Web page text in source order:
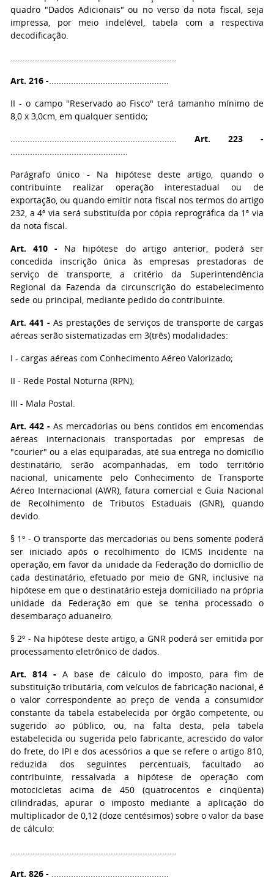
quadro "Dados Adicionais" ou no verso da nota fiscal, seja
impressa, por meio indelével, tabela com a respectiva
decodificação.
....................................................................
Art. 216 -.................................................
II - o campo "Reservado ao Fisco" terá tamanho mínimo de
8,0 x 3,0cm, em qualquer sentido;
.................................................................... Art. 223 -
................................................
Parágrafo único - Na hipótese deste artigo, quando o
contribuinte realizar operação interestadual ou de
exportação, ou quando emitir nota fiscal nos termos do artigo
232, a 4ª via será substituída por cópia reprográfica da 1ª via
da nota fiscal.
Art. 410 - Na hipótese do artigo anterior, poderá ser
concedida inscrição única às empresas prestadoras de
serviço de transporte, a critério da Superintendência
Regional da Fazenda da circunscrição do estabelecimento
sede ou principal, mediante pedido do contribuinte.
Art. 441 - As prestações de serviços de transporte de cargas
aéreas serão sistematizadas em 3(três) modalidades:
I - cargas aéreas com Conhecimento Aéreo Valorizado;
II - Rede Postal Noturna (RPN);
III - Mala Postal.
Art. 442 - As mercadorias ou bens contidos em encomendas
aéreas internacionais transportadas por empresas de
"courier" ou a elas equiparadas, até sua entrega no domicílio
destinatário, serão acompanhadas, em todo território
nacional, unicamente pelo Conhecimento de Transporte
Aéreo Internacional (AWR), fatura comercial e Guia Nacional
de Recolhimento de Tributos Estaduais (GNR), quando
devido.
§ 1º - O transporte das mercadorias ou bens somente poderá
ser iniciado após o recolhimento do ICMS incidente na
operação, em favor da unidade da Federação do domicílio de
cada destinatário, efetuado por meio de GNR, inclusive na
hipótese em que o destinatário esteja domiciliado na própria
unidade da Federação em que se tenha processado o
desembaraço aduaneiro.
§ 2º - Na hipótese deste artigo, a GNR poderá ser emitida por
processamento eletrônico de dados.
Art. 814 - A base de cálculo do imposto, para fim de
substituição tributária, com veículos de fabricação nacional, é
o valor correspondente ao preço de venda a consumidor
constante da tabela estabelecida por órgão competente, ou
sugerido ao público, ou, na falta desta, pela tabela
estabelecida ou sugerida pelo fabricante, acrescido do valor
do frete, do IPI e dos acessórios a que se refere o artigo 810,
reduzida dos seguintes percentuais, facultado ao
contribuinte, ressalvada a hipótese de operação com
motocicletas acima de 450 (quatrocentos e cinqüenta)
cilindradas, apurar o imposto mediante a aplicação do
multiplicador de 0,12 (doze centésimos) sobre o valor da base
de cálculo:
....................................................................
Art. 826 - ................................................